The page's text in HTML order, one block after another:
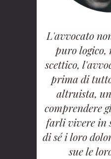
L'avvocato
puro logico,
scettico,
prima di
altruista,
comprendere
farli vivere in
di sé i loro
sue le